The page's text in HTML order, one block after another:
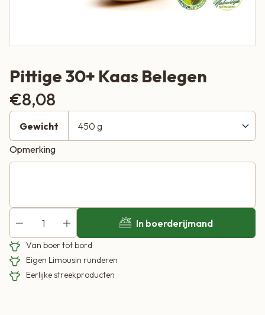
Pittige 30+ Kaas Belegen
€8,08
Gewicht
Opmerking
In boerderijmand
Van boer tot bord
Eigen Limousin runderen
Eerlijke streekproducten